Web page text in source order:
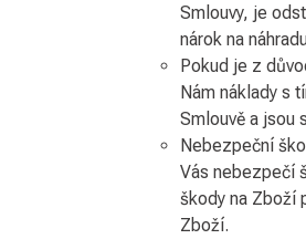
Smlouvy, je
nárok na
Pokud je z
Nám náklady s
Smlouvě a jsou
Nebezpeční
Vás nebezpečí
škody na Zboží
Zboží.